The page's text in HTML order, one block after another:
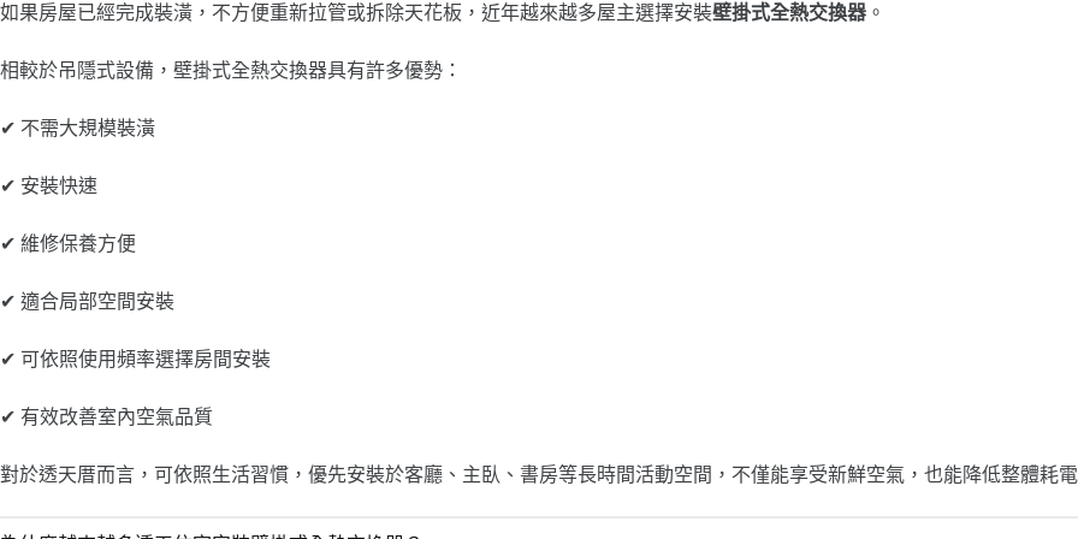
如果房屋已經完成裝潢，不方便重新拉管或拆除天花板，近年越來越多屋主選擇安裝壁掛式全熱交換器 。
相較於吊隱式設備，壁掛式全熱交換器具有許多優勢：
✔ 不需大規模裝潢
✔ 安裝快速
✔ 維修保養方便
✔ 適合局部空間安裝
✔ 可依照使用頻率選擇房間安裝
✔ 有效改善室內空氣品質
對於透天厝而言，可依照生活習慣，優先安裝於客廳、主臥、書房等長時間活動空間，不僅能享受新鮮空氣，也能降低整體耗